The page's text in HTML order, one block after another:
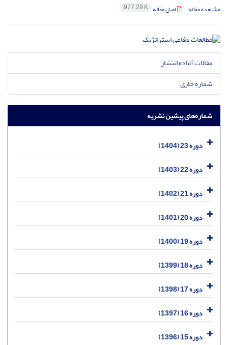
مشاهده مقاله اصل مقاله 977.29 K
مقالات آماده انتشار
شماره جاری
شماره‌های پیشین نشریه
دوره 23 (1404)
دوره 22 (1403)
دوره 21 (1402)
دوره 20 (1401)
دوره 19 (1400)
دوره 18 (1399)
دوره 17 (1398)
دوره 16 (1397)
دوره 15 (1396)